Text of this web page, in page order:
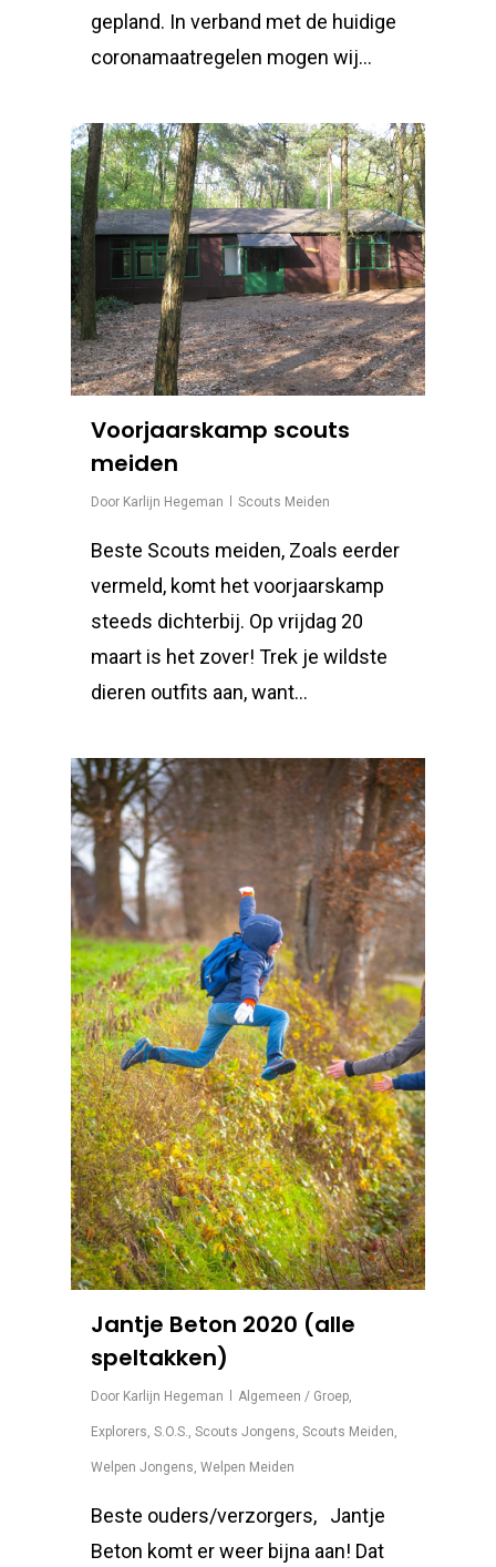
gepland. In verband met de huidige
coronamaatregelen mogen wij…
Voorjaarskamp scouts
meiden
Door Karlijn Hegeman Scouts Meiden
Beste Scouts meiden, Zoals eerder
vermeld, komt het voorjaarskamp
steeds dichterbij. Op vrijdag 20
maart is het zover! Trek je wildste
dieren outfits aan, want…
Jantje Beton 2020 (alle
speltakken)
Door Karlijn Hegeman Algemeen / Groep,
Explorers, S.O.S., Scouts Jongens, Scouts Meiden,
Welpen Jongens, Welpen Meiden
Beste ouders/verzorgers, Jantje
Beton komt er weer bijna aan! Dat